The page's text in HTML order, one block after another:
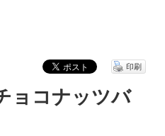
ョコナッツバ
印刷